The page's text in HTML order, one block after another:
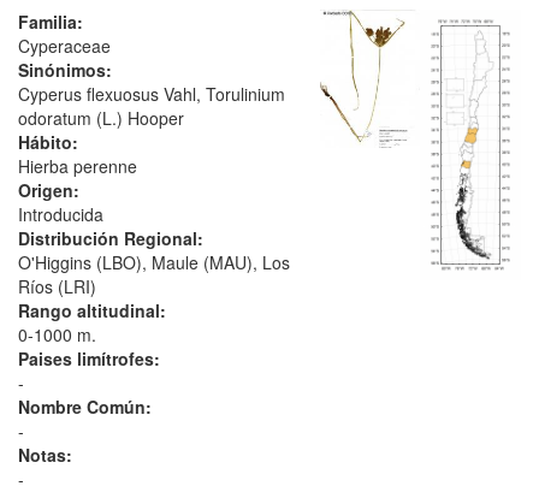
Familia:
Cyperaceae
Sinónimos:
Cyperus flexuosus Vahl, Torulinium
odoratum (L.) Hooper
Hábito:
Hierba perenne
Origen:
Introducida
Distribución Regional:
O'Higgins (LBO), Maule (MAU), Los
Ríos (LRI)
Rango altitudinal:
0-1000 m.
Paises limítrofes:
-
Nombre Común:
-
Notas:
-